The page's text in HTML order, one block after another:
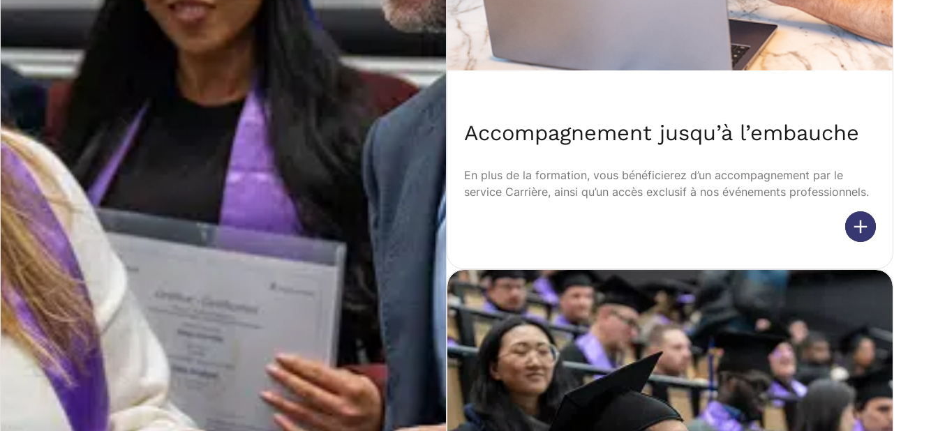
Accompagnement jusqu’à l’embauche
En plus de la formation, vous bénéficierez d’un accompagnement par le
service Carrière, ainsi qu’un accès exclusif à nos événements professionnels.